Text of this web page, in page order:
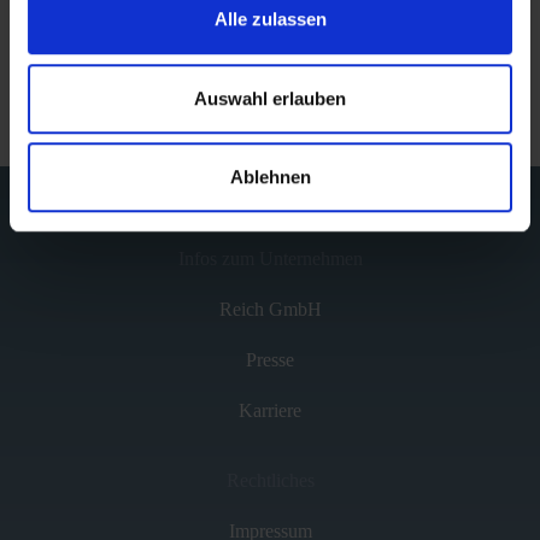
Alle zulassen
Auswahl erlauben
Ablehnen
Reich GmbH
Presse
Karriere
Impressum